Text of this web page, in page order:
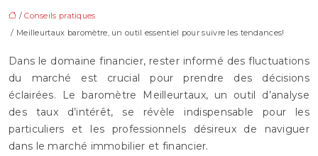
/Conseils pratiques
/ Meilleurtaux baromètre, un outil essentiel pour suivre les tendances!
Dans le domaine financier, rester informé des fluctuations
du marché est crucial pour prendre des décisions
éclairées. Le baromètre Meilleurtaux, un outil d’analyse
des taux d’intérêt, se révèle indispensable pour les
particuliers et les professionnels désireux de naviguer
dans le marché immobilier et financier.